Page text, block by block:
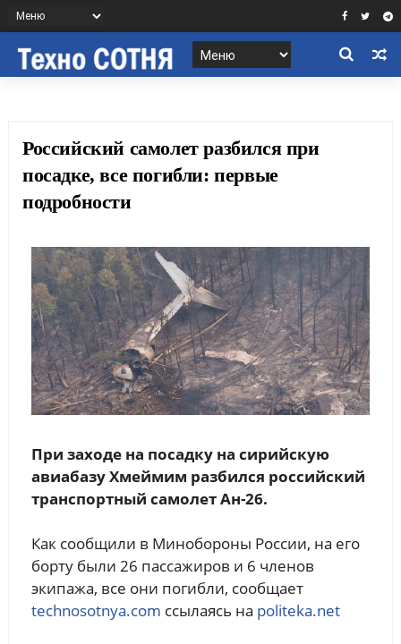
Российский самолет разбился при
посадке, все погибли: первые
подробности
При заходе на посадку на сирийскую
авиабазу Хмеймим разбился российский
транспортный самолет Ан-26.
Как сообщили в Минобороны России, на его
борту были 26 пассажиров и 6 членов
экипажа, все они погибли, cообщает
technosotnya.com ссылаясь на politeka.net